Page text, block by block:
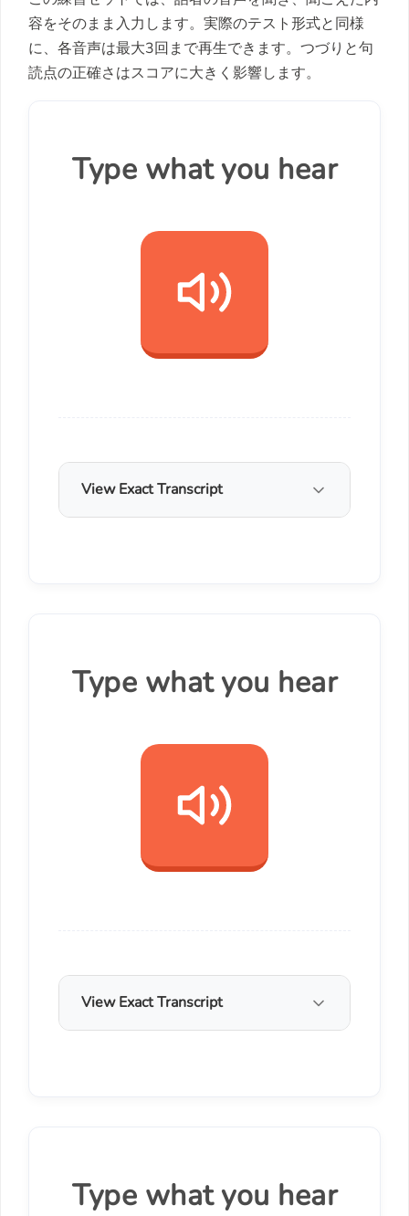
容をそのまま入力します。実際のテスト形式と同様
に、各音声は最大3回まで再生できます。つづりと句
読点の正確さはスコアに大きく影響します。
Type what you hear
View Exact Transcript
Type what you hear
View Exact Transcript
Type what you hear